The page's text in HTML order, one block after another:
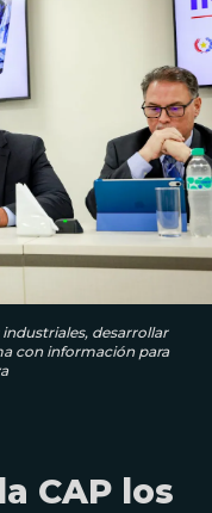
desarrollar
con información para
CAP los